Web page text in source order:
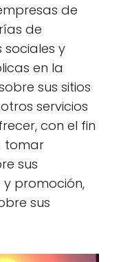
de
de
y
en la
sus sitios
servicios
con el fin
tomar
sus
promoción,
sus